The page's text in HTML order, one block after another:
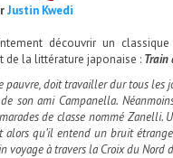
Justin Kwedi
découvrir un
de la littérature japonaise : Train
pauvre, doit travailler dur tous les
son ami Campanella.
de classe nommé
alors qu’il entend un bruit
voyage à travers la Croix du Nord